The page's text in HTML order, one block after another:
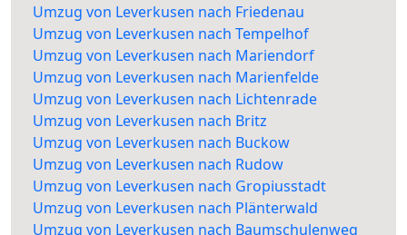
Umzug von Leverkusen nach Friedenau
Umzug von Leverkusen nach Tempelhof
Umzug von Leverkusen nach Mariendorf
Umzug von Leverkusen nach Marienfelde
Umzug von Leverkusen nach Lichtenrade
Umzug von Leverkusen nach Britz
Umzug von Leverkusen nach Buckow
Umzug von Leverkusen nach Rudow
Umzug von Leverkusen nach Gropiusstadt
Umzug von Leverkusen nach Plänterwald
Umzug von Leverkusen nach Baumschulenweg